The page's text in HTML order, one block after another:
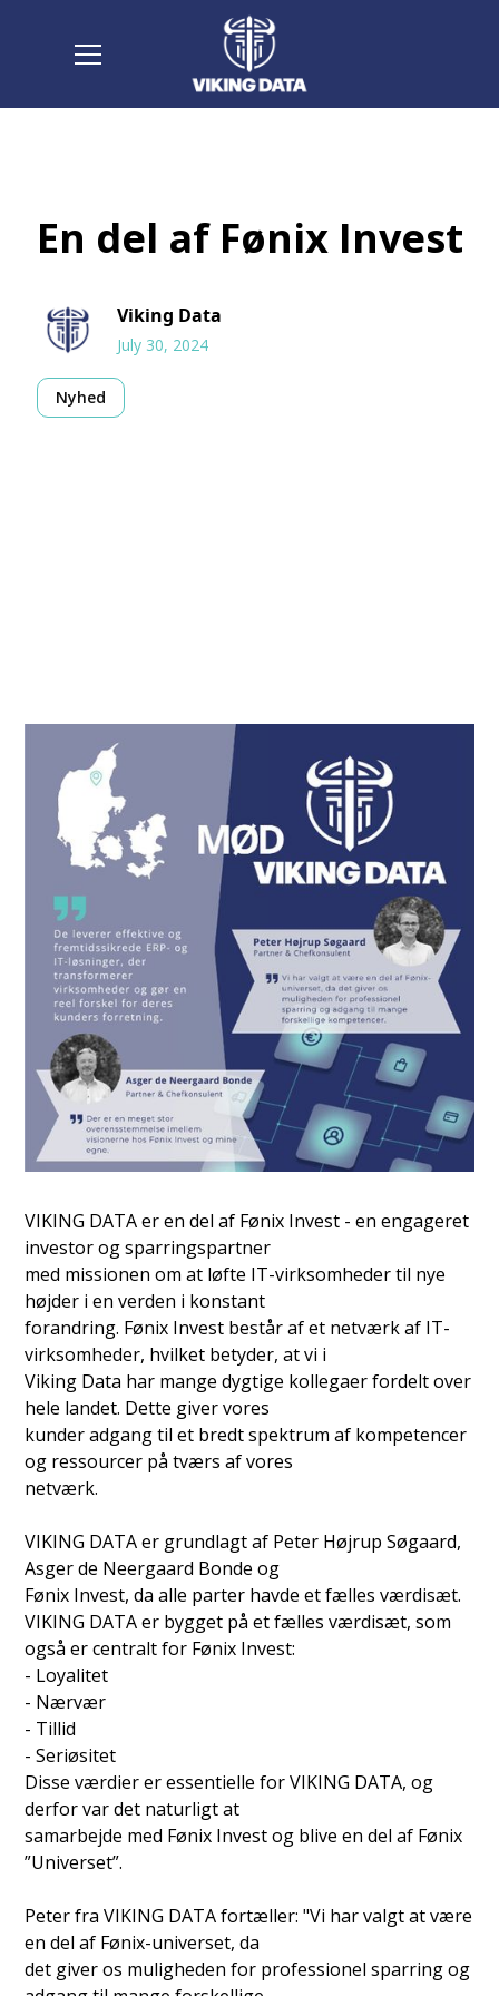
En del af Fønix Invest
Viking Data
July 30, 2024
Nyhed
VIKING DATA er en del af Fønix Invest - en engageret
investor og sparringspartner
med missionen om at løfte IT-virksomheder til nye
højder i en verden i konstant
forandring. Fønix Invest består af et netværk af IT-
virksomheder, hvilket betyder, at vi i
Viking Data har mange dygtige kollegaer fordelt over
hele landet. Dette giver vores
kunder adgang til et bredt spektrum af kompetencer
og ressourcer på tværs af vores
netværk.
VIKING DATA er grundlagt af Peter Højrup Søgaard,
Asger de Neergaard Bonde og
Fønix Invest, da alle parter havde et fælles værdisæt.
VIKING DATA er bygget på et fælles værdisæt, som
også er centralt for Fønix Invest:
- Loyalitet
- Nærvær
- Tillid
- Seriøsitet
Disse værdier er essentielle for VIKING DATA, og
derfor var det naturligt at
samarbejde med Fønix Invest og blive en del af Fønix
”Universet”.
Peter fra VIKING DATA fortæller: "Vi har valgt at være
en del af Fønix-universet, da
det giver os muligheden for professionel sparring og